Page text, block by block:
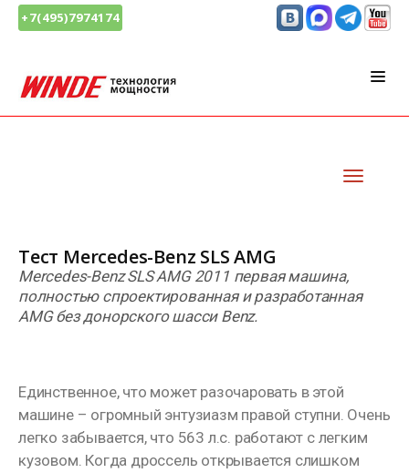
+7(495)7974174
Тест Mercedes-Benz SLS AMG
Mercedes-Benz SLS AMG 2011 первая машина,
полностью спроектированная и разработанная
AMG без донорского шасси Benz.
Единственное, что может разочаровать в этой
машине – огромный энтузиазм правой ступни. Очень
легко забывается, что 563 л.с. работают с легким
кузовом. Когда дроссель открывается слишком